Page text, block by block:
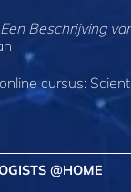
Een Beschrijving
cursus:
@HOME